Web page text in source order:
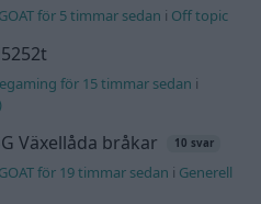
för 5 timmar sedan i Off topic
för 15 timmar sedan i
Växellåda bråkar 10 svar
för 19 timmar sedan i Generell